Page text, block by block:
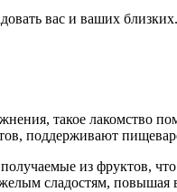
вас и ваших
такое лакомство
поддерживают
из фруктов,
сладостям,